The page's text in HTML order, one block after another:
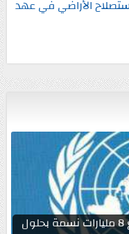
الأراضي في عهد
الأمم المتحدة: عدد سكان العالم يبلغ 8 مليارات نسمة بحلول